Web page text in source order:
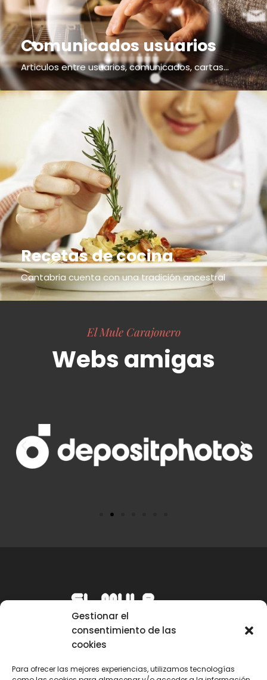
Gestionar el
consentimiento de las
cookies
Para ofrecer las mejores experiencias, utilizamos tecnologías
Comunicados usuarios
Articulos entre usuarios, comunicados, cartas...
Recetas de cocina
Cantabria cuenta con una tradición ancestral
El Mule Carajonero
Webs amigas